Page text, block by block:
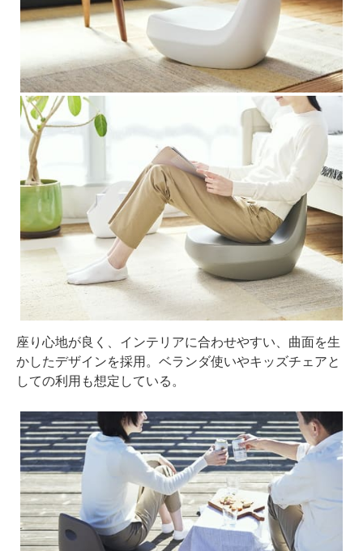
座り心地が良く、インテリアに合わせやすい、曲面を生
かしたデザインを採用。ベランダ使いやキッズチェアと
しての利用も想定している。